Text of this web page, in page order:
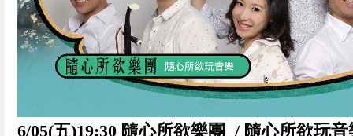
6/05(五)19:30 隨心所欲樂團 / 隨心所欲玩音